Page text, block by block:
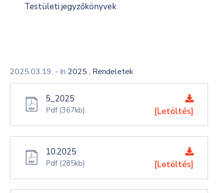
Testületi jegyzőkönyvek
2025.03.19. - In 2025 , Rendeletek
5_2025
Pdf (367kb) [Letöltés]
10.2025
Pdf (285kb) [Letöltés]